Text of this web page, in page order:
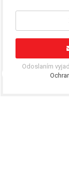
Odoslaním